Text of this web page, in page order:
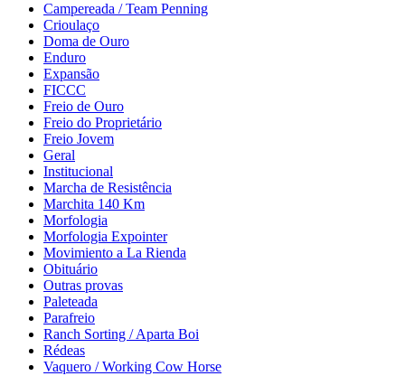
Campereada / Team Penning
Crioulaço
Doma de Ouro
Enduro
Expansão
FICCC
Freio de Ouro
Freio do Proprietário
Freio Jovem
Geral
Institucional
Marcha de Resistência
Marchita 140 Km
Morfologia
Morfologia Expointer
Movimiento a La Rienda
Obituário
Outras provas
Paleteada
Parafreio
Ranch Sorting / Aparta Boi
Rédeas
Vaquero / Working Cow Horse